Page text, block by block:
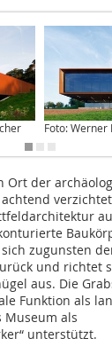
Foto:
Ort der
zugunsten
und richtet
aus. Die
Funktion als
Museum als
unterstützt.